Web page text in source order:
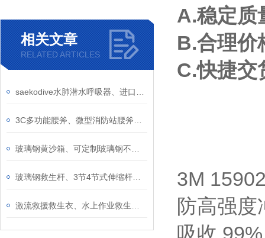
相关文章
RELATED ARTICLES
A.稳定质
B.合理价
C.快捷交
3M
防高强
吸收